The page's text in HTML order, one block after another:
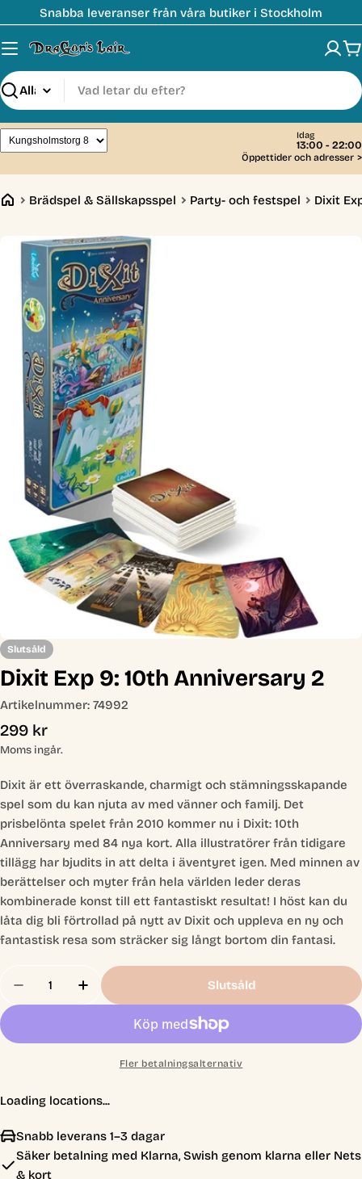
till
innehåll
Snabba leveranser från våra butiker i Stockholm
Sök
Idag
13:00 - 22:00
Öppettider och adresser >
Brädspel & Sällskapsspel Party- och festspel Dixit
media 0 i modal
Slutsåld
Dixit Exp 9: 10th Anniversary 2
Artikelnummer: 74992
Ordinarie
pris
299 kr
Moms ingår.
Dixit är ett överraskande, charmigt och stämningsskapande
spel som du kan njuta av med vänner och familj. Det
prisbelönta spelet från 2010 kommer nu i Dixit: 10th
Anniversary med 84 nya kort. Alla illustratörer från tidigare
tillägg har bjudits in att delta i äventyret igen. Med minnen av
berättelser och myter från hela världen leder deras
kombinerade konst till ett fantastiskt resultat! I höst kan du
låta dig bli förtrollad på nytt av Dixit och uppleva en ny och
fantastisk resa som sträcker sig långt bortom din fantasi.
Minska Antal För Dixit Exp 9: 10th Anniversary 2
Öka Antal För Dixit Exp 9: 10th
Slutsåld
Fler betalningsalternativ
Loading locations...
Snabb leverans 1–3 dagar
Säker betalning med Klarna, Swish genom klarna eller Nets
& kort